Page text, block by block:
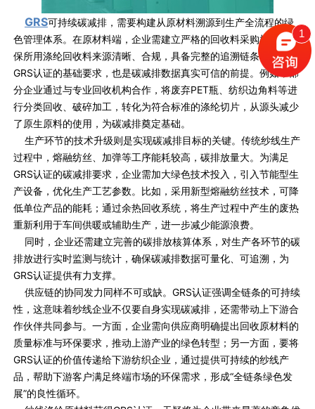
GRS可持续碳减排，需要构建从原材料溯源到生产全流程的绿
色管理体系。在原材料端，企业需建立严格的回收料采购机制，确
保所用涤纶回收料来源清晰、合规，具备完整的追溯链条，这是
GRS认证的基础要求，也是碳减排数据真实可信的前提。例如，部
分企业通过与专业回收机构合作，将废弃PET瓶、纺织边角料等进
行分类回收、破碎加工，转化为符合标准的涤纶切片，从源头减少
了原生原料的使用，为碳减排奠定基础。
生产环节的技术升级则是实现碳减排目标的关键。传统纱线生产
过程中，熔融纺丝、加弹等工序能耗较高，碳排放量大。为满足
GRS认证的碳减排要求，企业需加大绿色技术投入，引入节能型生
产设备，优化生产工艺参数。比如，采用新型熔融纺丝技术，可降
低单位产品的能耗；通过余热回收系统，将生产过程中产生的废热
重新利用于车间供暖或辅助生产，进一步减少能源浪费。
同时，企业还需建立完善的碳排放核算体系，对生产各环节的碳
排放进行实时监测与统计，确保碳减排数据可量化、可追溯，为
GRS认证提供有力支撑。
供应链的协同发力同样不可或缺。GRS认证强调全链条的可持续
性，这意味着纱线企业不仅要自身实现碳减排，还需带动上下游合
作伙伴共同参与。一方面，企业需向供应商明确提出回收原材料的
质量标准与环保要求，推动上游产业的绿色转型；另一方面，要将
GRS认证的价值传递给下游纺织企业，通过提供可持续的纱线产
品，帮助下游客户满足终端市场的环保需求，形成“全链条绿色发
展”的良性循环。
1